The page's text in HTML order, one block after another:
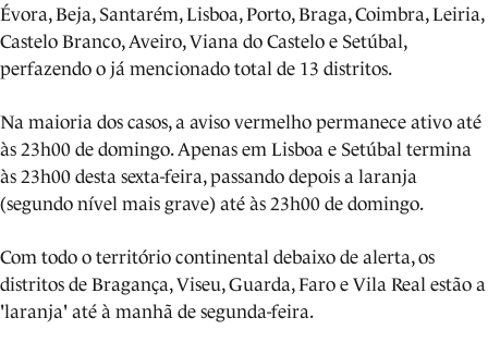
Évora, Beja, Santarém, Lisboa, Porto, Braga, Coimbra, Leiria,
Castelo Branco, Aveiro, Viana do Castelo e Setúbal,
perfazendo o já mencionado total de 13 distritos.
Na maioria dos casos, a aviso vermelho permanece ativo até
às 23h00 de domingo. Apenas em Lisboa e Setúbal termina
às 23h00 desta sexta-feira, passando depois a laranja
(segundo nível mais grave) até às 23h00 de domingo.
Com todo o território continental debaixo de alerta, os
distritos de Bragança, Viseu, Guarda, Faro e Vila Real estão a
'laranja' até à manhã de segunda-feira.